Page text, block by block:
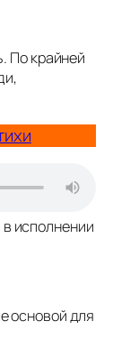
По крайней
исполнении
основой для